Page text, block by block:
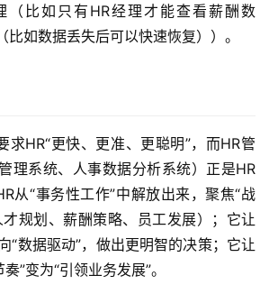
（比如只有HR经理才能查看薪酬数
比如数据丢失后可以快速恢复））。
求HR“更快、更准、更聪明”，而HR管
理系统、人事数据分析系统）正是HR
从“事务性工作”中解放出来，聚焦“战
规划、薪酬策略、员工发展）；它让
“数据驱动”，做出更明智的决策；它让
”变为“引领业务发展”。